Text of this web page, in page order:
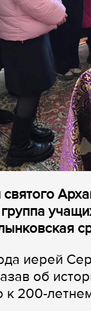
иерей
об
к 200-